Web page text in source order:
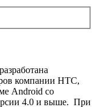
компании HTC,
Android со
4.0 и выше. При